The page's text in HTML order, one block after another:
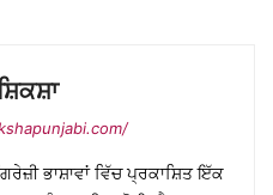
ਭਾਸ਼ਾਵਾਂ ਵਿੱਚ ਪ੍ਰਕਾਸ਼ਿਤ ਇੱਕ